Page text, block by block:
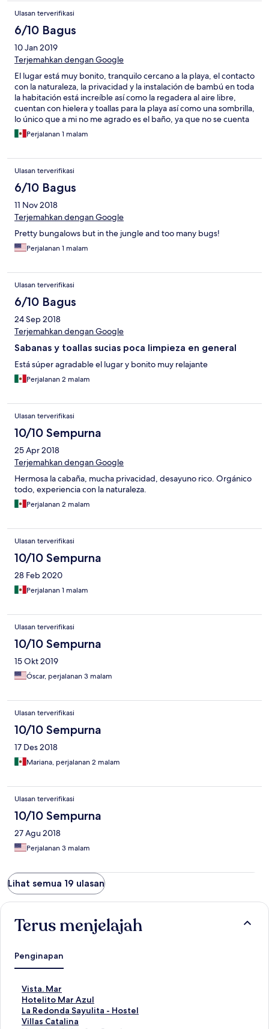
Ulasan terverifikasi
6/10 Bagus
10 Jan 2019
Terjemahkan dengan Google
El lugar está muy bonito, tranquilo cercano a la playa, el contacto
con la naturaleza, la privacidad y la instalación de bambú en toda
la habitación está increíble así como la regadera al aire libre,
cuentan con hielera y toallas para la playa así como una sombrilla,
lo único que a mi no me agrado es el baño, ya que no se cuenta
con agua y se tiene que usar acerrin, sin embargo creo que es
parte de la experiencia solo debería estar mas notorio en la
Otro punto, es que para el check out no había quien nos
recibiera las llaves y no nos quedó otra opción que irnos dejando
las llaves ahí en la casa del encargado.
Perjalanan 1 malam
Ulasan terverifikasi
6/10 Bagus
11 Nov 2018
Terjemahkan dengan Google
Pretty bungalows but in the jungle and too many bugs!
Perjalanan 1 malam
Ulasan terverifikasi
6/10 Bagus
24 Sep 2018
Terjemahkan dengan Google
Sabanas y toallas sucias poca limpieza en general
Está súper agradable el lugar y bonito muy relajante
Perjalanan 2 malam
Ulasan terverifikasi
10/10 Sempurna
25 Apr 2018
Terjemahkan dengan Google
Hermosa la cabaña, mucha privacidad, desayuno rico. Orgánico
todo, experiencia con la naturaleza.
Perjalanan 2 malam
Ulasan terverifikasi
10/10 Sempurna
28 Feb 2020
Perjalanan 1 malam
Ulasan terverifikasi
10/10 Sempurna
15 Okt 2019
Óscar, perjalanan 3 malam
Ulasan terverifikasi
10/10 Sempurna
17 Des 2018
Mariana, perjalanan 2 malam
Ulasan terverifikasi
10/10 Sempurna
27 Agu 2018
Perjalanan 3 malam
Lihat semua 19 ulasan
Terus menjelajah
Penginapan
Vista. Mar
T
a
u
t
Hotelito Mar Azul
T
a
u
La Redonda Sayulita - Hostel
T
a
Villas Catalina
T